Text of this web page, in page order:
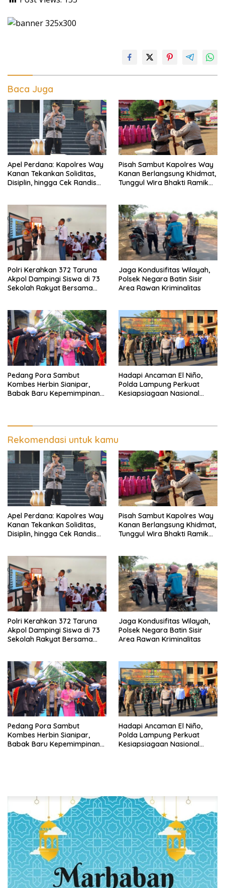
Baca Juga
Apel Perdana: Kapolres Way
Kanan Tekankan Soliditas,
Disiplin, hingga Cek Randis
Pisah Sambut Kapolres Way
Kanan Berlangsung Khidmat,
Tunggul Wira Bhakti Ramik
Polri Kerahkan 372 Taruna
Akpol Dampingi Siswa di 73
Sekolah Rakyat Bersama
Jaga Kondusifitas Wilayah,
Polsek Negara Batin Sisir
Area Rawan Kriminalitas
Pedang Pora Sambut
Kombes Herbin Sianipar,
Babak Baru Kepemimpinan
Hadapi Ancaman El Niño,
Polda Lampung Perkuat
Kesiapsiagaan Nasional
Rekomendasi untuk kamu
Apel Perdana: Kapolres Way
Kanan Tekankan Soliditas,
Disiplin, hingga Cek Randis
Pisah Sambut Kapolres Way
Kanan Berlangsung Khidmat,
Tunggul Wira Bhakti Ramik
Polri Kerahkan 372 Taruna
Akpol Dampingi Siswa di 73
Sekolah Rakyat Bersama
Jaga Kondusifitas Wilayah,
Polsek Negara Batin Sisir
Area Rawan Kriminalitas
Pedang Pora Sambut
Kombes Herbin Sianipar,
Babak Baru Kepemimpinan
Hadapi Ancaman El Niño,
Polda Lampung Perkuat
Kesiapsiagaan Nasional